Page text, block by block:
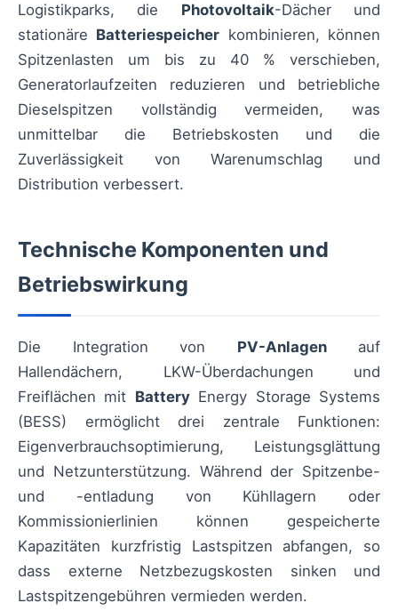
Logistikparks, die Photovoltaik-Dächer und
stationäre Batteriespeicher kombinieren, können
Spitzenlasten um bis zu 40 % verschieben,
Generatorlaufzeiten reduzieren und betriebliche
Dieselspitzen vollständig vermeiden, was
unmittelbar die Betriebskosten und die
Zuverlässigkeit von Warenumschlag und
Distribution verbessert.
Technische Komponenten und
Betriebswirkung
Die Integration von PV-Anlagenauf
Hallendächern, LKW-Überdachungen und
Freiflächen mit BatteryEnergy Storage Systems
(BESS) ermöglicht drei zentrale Funktionen:
Eigenverbrauchsoptimierung, Leistungsglättung
und Netzunterstützung. Während der Spitzenbe-
und -entladung von Kühllagern oder
Kommissionierlinien können gespeicherte
Kapazitäten kurzfristig Lastspitzen abfangen, so
dass externe Netzbezugskosten sinken und
Lastspitzengebühren vermieden werden.